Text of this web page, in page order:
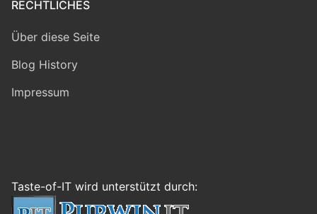
RECHTLICHES
Über diese Seite
Blog History
Impressum
Taste-of-IT wird unterstützt durch: